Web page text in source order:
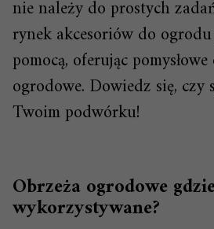
nie należy do prostych
rynek akcesoriów do
pomocą, oferując
ogrodowe. Dowiedz się, czy
Twoim podwórku!
Obrzeża ogrodowe
wykorzystywane?